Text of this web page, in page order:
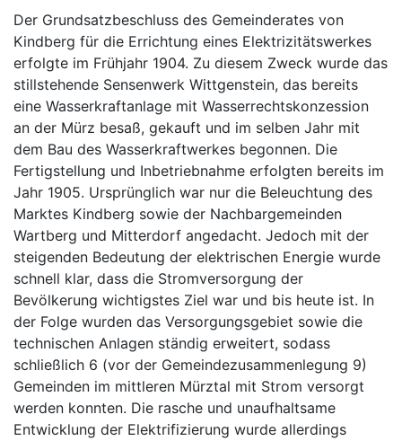
Der Grundsatzbeschluss des Gemeinderates von
Kindberg für die Errichtung eines Elektrizitätswerkes
erfolgte im Frühjahr 1904. Zu diesem Zweck wurde das
stillstehende Sensenwerk Wittgenstein, das bereits
eine Wasserkraftanlage mit Wasserrechtskonzession
an der Mürz besaß, gekauft und im selben Jahr mit
dem Bau des Wasserkraftwerkes begonnen. Die
Fertigstellung und Inbetriebnahme erfolgten bereits im
Jahr 1905. Ursprünglich war nur die Beleuchtung des
Marktes Kindberg sowie der Nachbargemeinden
Wartberg und Mitterdorf angedacht. Jedoch mit der
steigenden Bedeutung der elektrischen Energie wurde
schnell klar, dass die Stromversorgung der
Bevölkerung wichtigstes Ziel war und bis heute ist. In
der Folge wurden das Versorgungsgebiet sowie die
technischen Anlagen ständig erweitert, sodass
schließlich 6 (vor der Gemeindezusammenlegung 9)
Gemeinden im mittleren Mürztal mit Strom versorgt
werden konnten. Die rasche und unaufhaltsame
Entwicklung der Elektrifizierung wurde allerdings